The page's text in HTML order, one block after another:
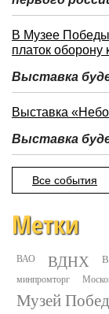
В Музее Победы
платок оборону
Выставка
Выставка
Выставка
Все события
Метки
ВАО ВДНХ
минпромторг
Музей